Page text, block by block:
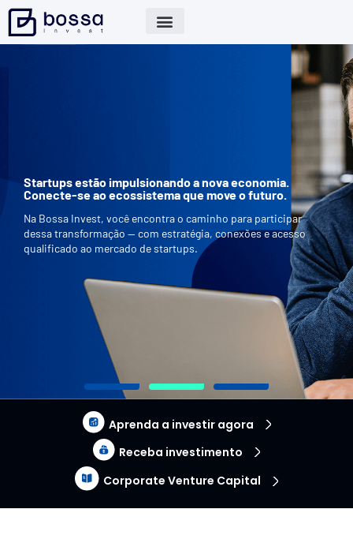
Startups estão impulsionando a nova economia.
Conecte-se ao ecossistema que move o futuro.
Na Bossa Invest, você encontra o caminho para participar
dessa transformação — com estratégia, conexões e acesso
qualificado ao mercado de startups.
Aprenda a investir agora
Receba investimento
Corporate Venture Capital